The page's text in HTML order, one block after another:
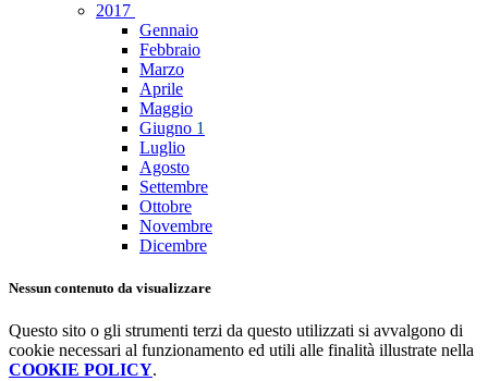
2017
Gennaio
Febbraio
Marzo
Aprile
Maggio
Giugno 1
Luglio
Agosto
Settembre
Ottobre
Novembre
Dicembre
Nessun contenuto da visualizzare
Questo sito o gli strumenti terzi da questo utilizzati si avvalgono di
cookie necessari al funzionamento ed utili alle finalità illustrate nella
COOKIE POLICY.